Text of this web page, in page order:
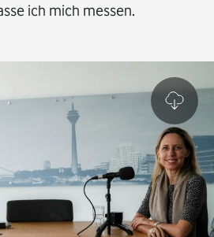
ich mich messen.